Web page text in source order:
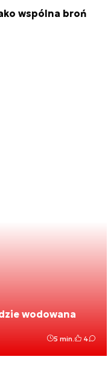
wspólna broń
wodowana
5 min. 4